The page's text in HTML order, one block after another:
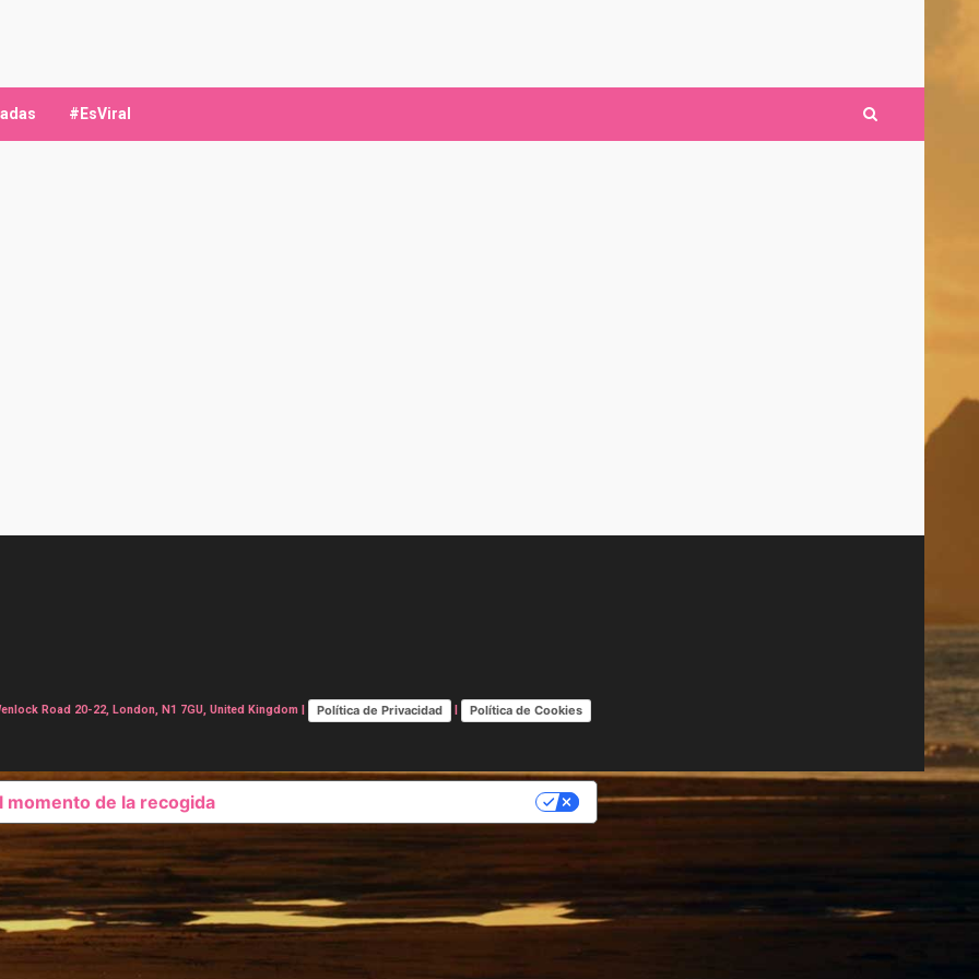
#EsViral
Road 20-22, London, N1 7GU, United Kingdom | Política de Privacidad | Política de Cookies
momento de la recogida